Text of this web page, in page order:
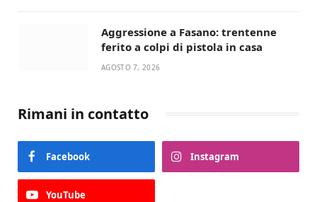
Aggressione a Fasano: trentenne
ferito a colpi di pistola in casa
AGOSTO 7, 2026
Rimani in contatto
Facebook Instagram
YouTube